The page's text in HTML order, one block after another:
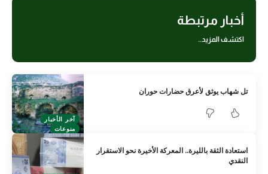
أخبار مرتبطة
اكتشف المزيد..
آخر الأخبار
منوعات
تل شهاب يوثق لأعرق حضارات حوران
استعادة الثقة بالليرة.. المعركة الأخيرة نحو الاستقرار
النقدي